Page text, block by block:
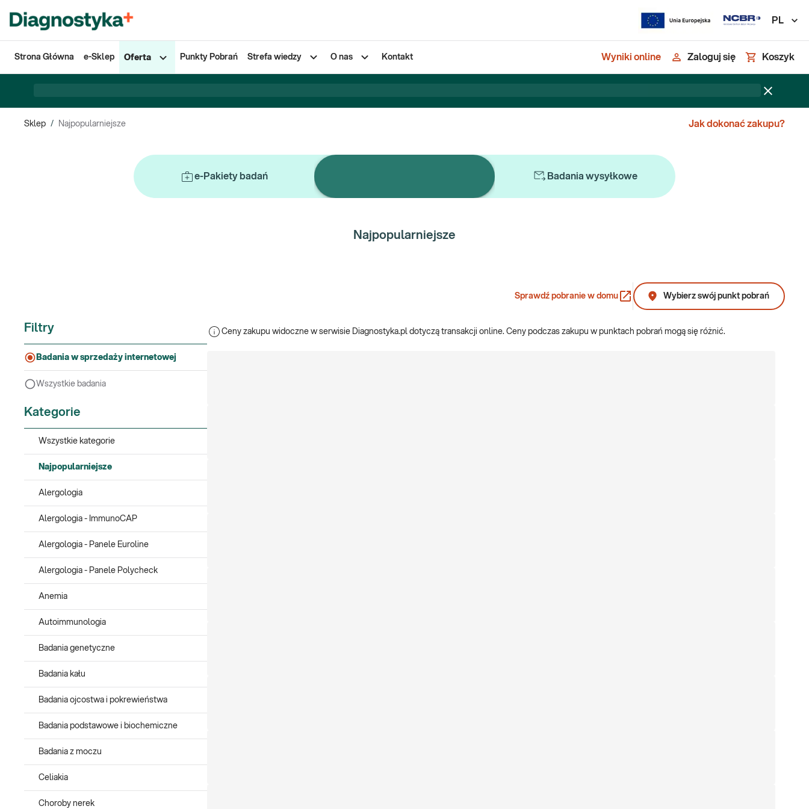
PL
Strona Główna e-Sklep Oferta Punkty Pobrań Strefa wiedzy O nas Kontakt Wyniki online Zaloguj się Koszyk
Sklep / Najpopularniejsze Jak dokonać zakupu?
e-Pakiety badań Badania wysyłkowe
Najpopularniejsze
Sprawdź pobranie w domu Wybierz swój punkt pobrań
Filtry
Badania w sprzedaży internetowej
Wszystkie badania
Kategorie
Wszystkie kategorie
Najpopularniejsze
Alergologia
Alergologia - ImmunoCAP
Alergologia - Panele Euroline
Alergologia - Panele Polycheck
Anemia
Autoimmunologia
Badania genetyczne
Badania kału
Badania ojcostwa i pokrewieństwa
Badania podstawowe i biochemiczne
Badania z moczu
Celiakia
Choroby nerek
Ceny zakupu widoczne w serwisie Diagnostyka.pl dotyczą transakcji online. Ceny podczas zakupu w punktach pobrań mogą się różnić.